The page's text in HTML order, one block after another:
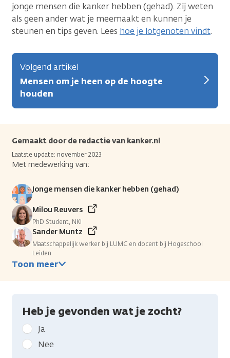
jonge mensen die kanker hebben (gehad). Zij weten
als geen ander wat je meemaakt en kunnen je
steunen en tips geven. Lees hoe je lotgenoten vindt.
Volgend artikel
Mensen om je heen op de hoogte
houden
Gemaakt door de redactie van kanker.nl
Laatste update: november 2023
Met medewerking van:
Jonge mensen die kanker hebben (gehad)
Milou Reuvers
PhD Student, NKI
Sander Muntz
Maatschappelijk werker bij LUMC en docent bij Hogeschool
Leiden
Toon meer
Heb je gevonden wat je zocht?
Geef
kanker.nl
feedback:
Ja
Nee